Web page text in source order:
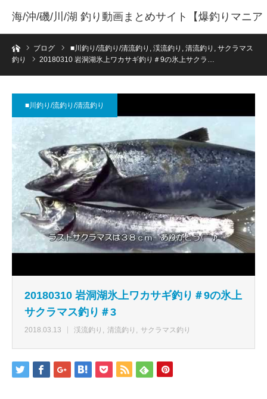
海/沖/磯/川/湖 釣り動画まとめサイト【爆釣りマニア
】ホームブログ ■川釣り/流釣り/清流釣り , 渓流釣り , 清流釣り , サクラマス
釣り
20180310 岩洞湖氷上ワカサギ釣り＃9の氷上サクラ…
■川釣り/流釣り/清流釣り
20180310 岩洞湖氷上ワカサギ釣り＃9の氷上
サクラマス釣り＃3
2018.03.13 渓流釣り 清流釣り サクラマス釣り